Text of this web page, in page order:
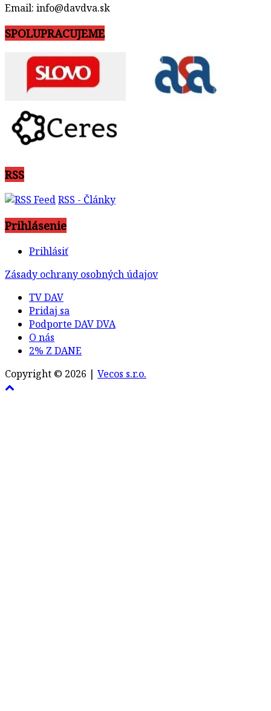
Email: info@davdva.sk
SPOLUPRACUJEME
RSS
RSS - Články
Prihlásenie
Prihlásiť
Zásady ochrany osobných údajov
TV DAV
Pridaj sa
Podporte DAV DVA
O nás
2% Z DANE
Copyright © 2026 | Vecos s.r.o.